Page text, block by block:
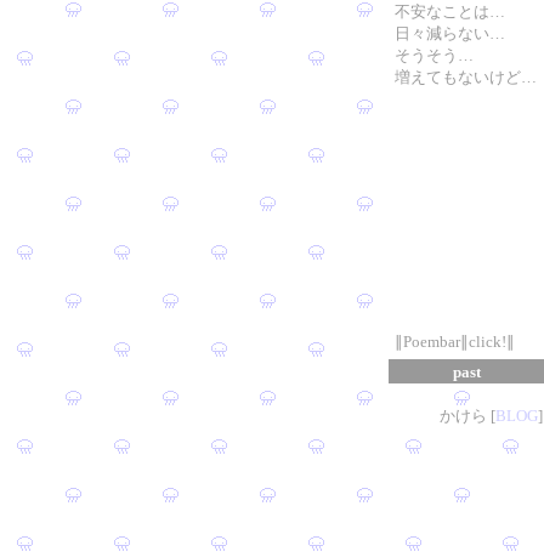
不安なことは…
日々減らない…
そうそう…
増えてもないけど…
∥Poembar∥click!∥
past
かけら [BLOG